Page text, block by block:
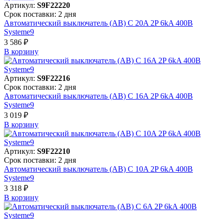
Артикул: S9F22220
Срок поставки: 2 дня
Автоматический выключатель (АВ) C 20A 2P 6kA 400В
Systeme9
3 586 ₽
В корзинy
Артикул: S9F22216
Срок поставки: 2 дня
Автоматический выключатель (АВ) C 16A 2P 6kA 400В
Systeme9
3 019 ₽
В корзинy
Артикул: S9F22210
Срок поставки: 2 дня
Автоматический выключатель (АВ) C 10A 2P 6kA 400В
Systeme9
3 318 ₽
В корзинy